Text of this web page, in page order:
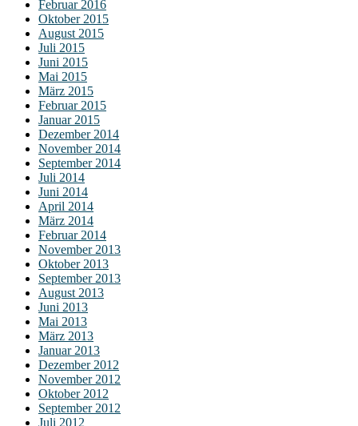
Februar 2016
Oktober 2015
August 2015
Juli 2015
Juni 2015
Mai 2015
März 2015
Februar 2015
Januar 2015
Dezember 2014
November 2014
September 2014
Juli 2014
Juni 2014
April 2014
März 2014
Februar 2014
November 2013
Oktober 2013
September 2013
August 2013
Juni 2013
Mai 2013
März 2013
Januar 2013
Dezember 2012
November 2012
Oktober 2012
September 2012
Juli 2012